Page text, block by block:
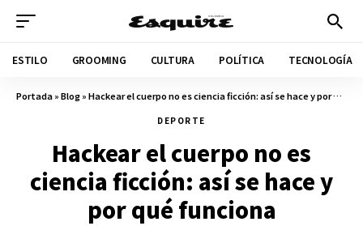
ESTILO GROOMING CULTURA POLÍTICA TECNOLOGÍA
Portada»Blog»Hackear el cuerpo no es ciencia ficción: así se hace y por qué funciona
DEPORTE
Hackear el cuerpo no es
ciencia ficción: así se hace y
por qué funciona